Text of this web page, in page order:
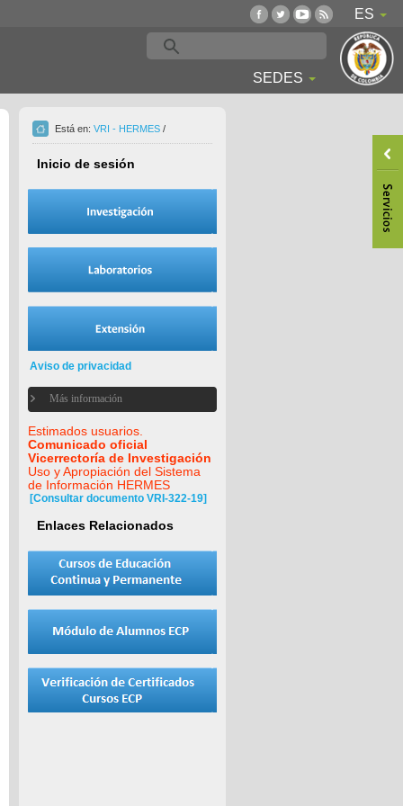
ES
SEDES
Está en: VRI - HERMES /
Inicio de sesión
Aviso de privacidad
Más información
Estimados usuarios.
Comunicado oficial
Vicerrectoría de Investigación
Uso y Apropiación del Sistema
de Información HERMES
[Consultar documento VRI-322-19]
Enlaces Relacionados